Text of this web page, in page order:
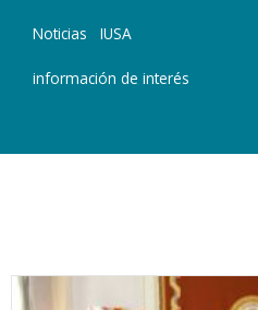
Noticias IUSA
información de interés